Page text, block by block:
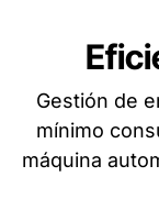
Gestión de
mínimo
máquina